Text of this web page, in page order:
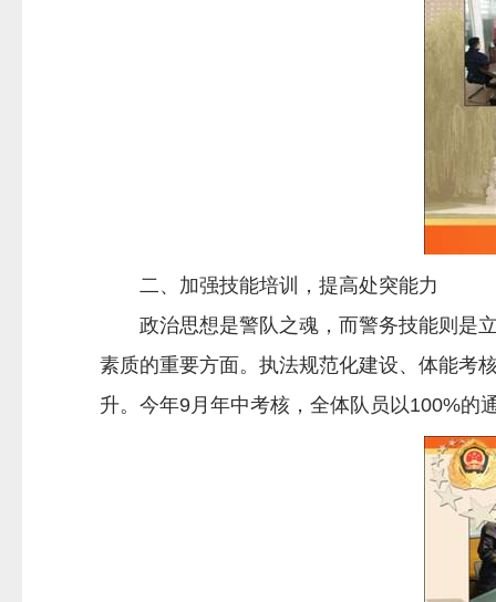
二、加强技能培训，提高处突能力
政治思想是警队之魂，而警务技能则是立
素质的重要方面。执法规范化建设、体能考
升。今年9月年中考核，全体队员以100%的